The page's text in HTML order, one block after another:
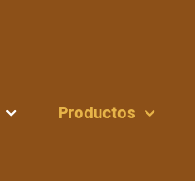
Productos